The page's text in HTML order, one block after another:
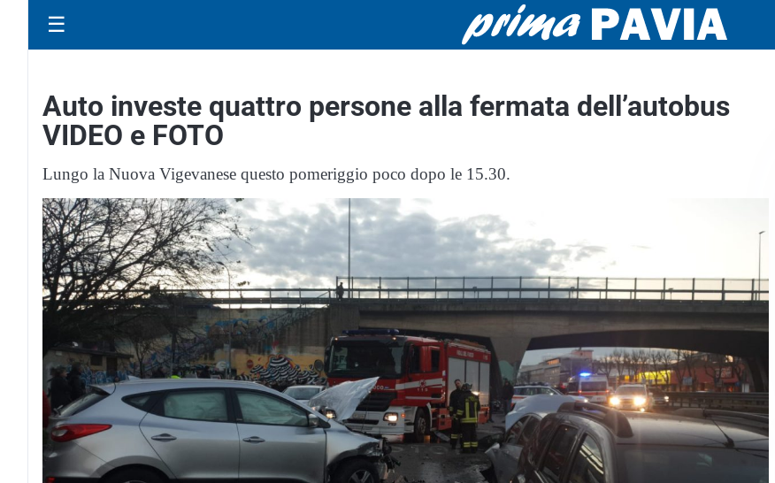
☰
Auto investe quattro persone alla fermata dell’autobus
VIDEO e FOTO
Lungo la Nuova Vigevanese questo pomeriggio poco dopo le 15.30.